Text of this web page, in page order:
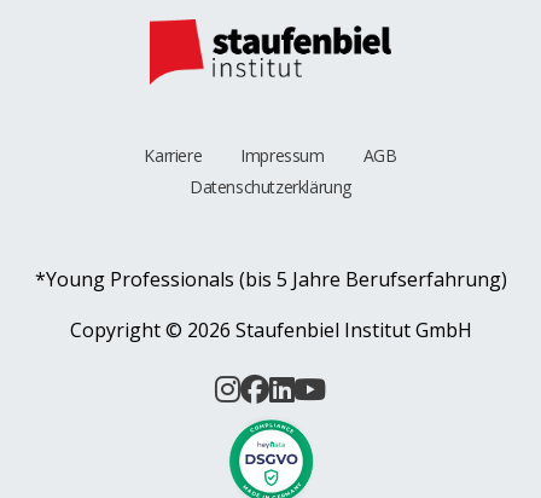
Karriere Impressum
AGB
Datenschutzerklärung
*Young Professionals (bis 5 Jahre Berufserfahrung)
Copyright © 2026 Staufenbiel Institut GmbH